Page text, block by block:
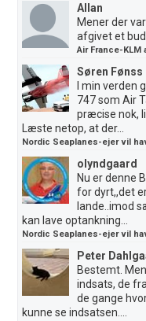
Allan
Mener der
afgivet et
Air France-KLM
Søren Fønss
I min verden
747 som Air
præcise nok,
Læste netop, at der...
Nordic Seaplanes-ejer vil
olyndgaard
Nu er denne
for dyrt,,det
lande..imod
kan lave optankning...
Nordic Seaplanes-ejer vil
Peter
Bestemt.
indsats, de
de gange
kunne se indsatsen....